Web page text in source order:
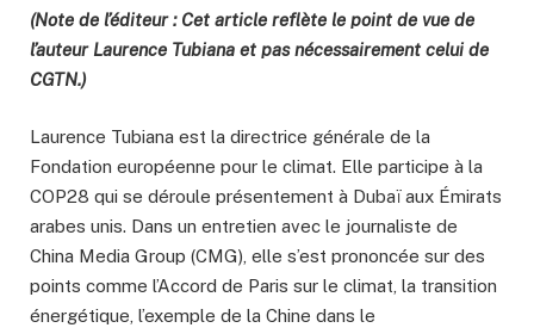
(Note de l’éditeur : Cet article reflète le point de vue de
l’auteur Laurence Tubiana et pas nécessairement celui de
CGTN.)
Laurence Tubiana est la directrice générale de la
Fondation européenne pour le climat. Elle participe à la
COP28 qui se déroule présentement à Dubaï aux Émirats
arabes unis. Dans un entretien avec le journaliste de
China Media Group (CMG), elle s’est prononcée sur des
points comme l’Accord de Paris sur le climat, la transition
énergétique, l’exemple de la Chine dans le